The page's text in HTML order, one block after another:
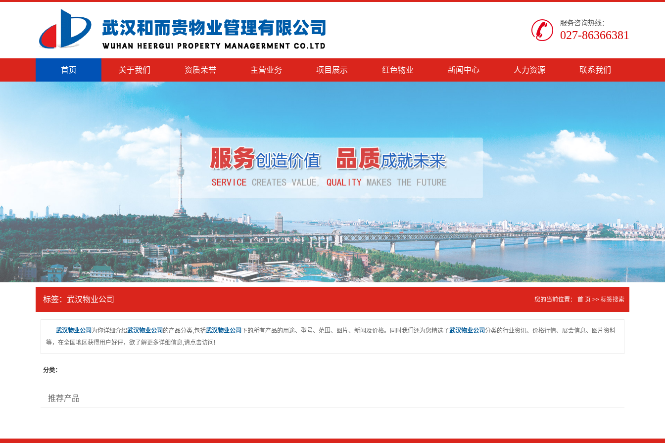
服务咨询热线：
027-86366381
首页 关于我们
公司简介
组织结构
资质荣誉
企业荣誉
主营业务
建筑工程施工
家政服务
市场营销策划
项目展示 红色物业 新闻中心
物业法规
人力资源 联系我们
标签：武汉物业公司 您的当前位置： 首 页 >> 标签搜索
武汉物业公司 为你详细介绍武汉物业公司 的产品分类,包括武汉物业公司 下的所有产品的用途、型号、范围、图片、新闻及价格。同时我们还为您精选了武汉物业公司分类的行业资讯、价格行情、展会信息、图片资料
等，在全国地区获得用户好评，欲了解更多详细信息,请点击访问!
分类：
推荐产品